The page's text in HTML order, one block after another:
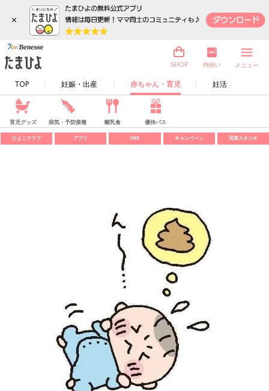
×
TOP 妊娠・出産 赤ちゃん・育児 妊活
SHOP 内祝い メニュー
育児グッズ 病気・予防接種 離乳食 優待パス
ひよこクラブ アプリ SNS キャンペーン 写真スタジオ